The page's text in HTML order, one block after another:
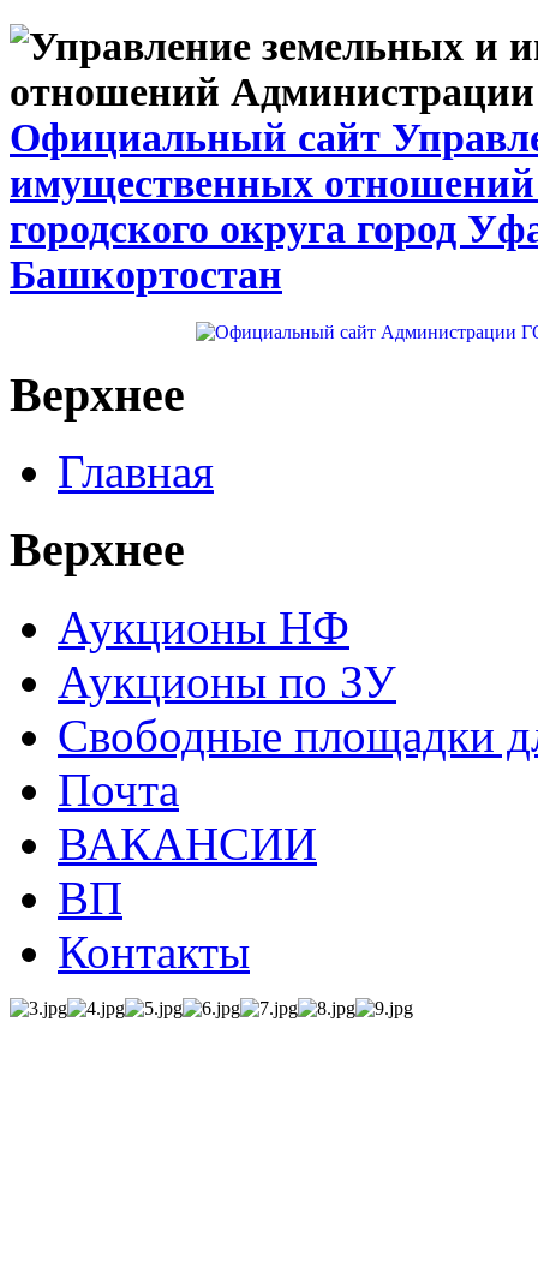
Официальный сайт
имущественных
городского округа город
Башкортостан
Верхнее
Главная
Верхнее
Аукционы НФ
Аукционы по ЗУ
Свободные площадки
Почта
ВАКАНСИИ
ВП
Контакты